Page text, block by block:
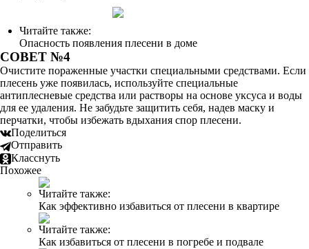
Читайте также:
Опасность появления плесени в доме
СОВЕТ №4
Очистите пораженные участки специальными средствами. Если
плесень уже появилась, используйте специальные
антиплесневые средства или растворы на основе уксуса и воды
для ее удаления. Не забудьте защитить себя, надев маску и
перчатки, чтобы избежать вдыхания спор плесени.
Поделиться
Отправить
Класснуть
Похожее
Читайте также:
Как эффективно избавиться от плесени в квартире
Читайте также:
Как избавиться от плесени в погребе и подвале